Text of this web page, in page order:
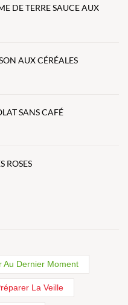
DE TERRE SAUCE AUX
AUX CÉRÉALES
SANS CAFÉ
ROSES
Au Dernier Moment
La Veille